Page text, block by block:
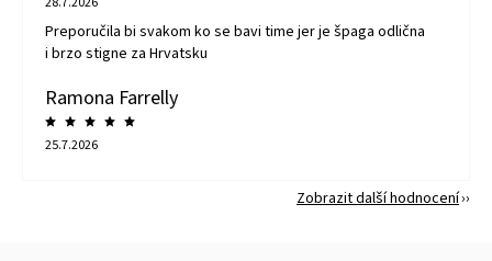
Preporučila bi svakom ko se bavi time jer je špaga odlična
i brzo stigne za Hrvatsku
Ramona Farrelly
25.7.2026
Zobrazit další hodnocení